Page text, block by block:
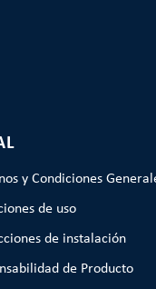
y Condiciones
de uso
de instalación
de Producto